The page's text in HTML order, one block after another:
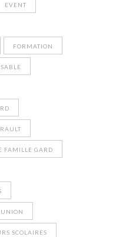
EVENT
FORMATION
FAMILLE GARD
SCOLAIRES